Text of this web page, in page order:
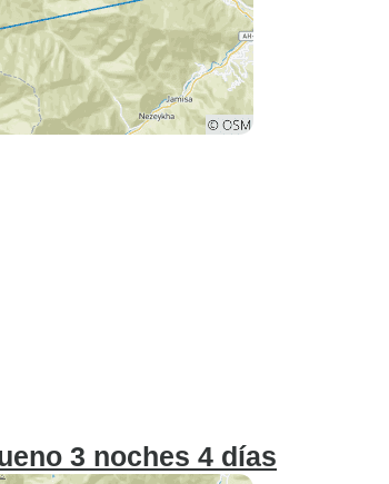
3 noches 4 días